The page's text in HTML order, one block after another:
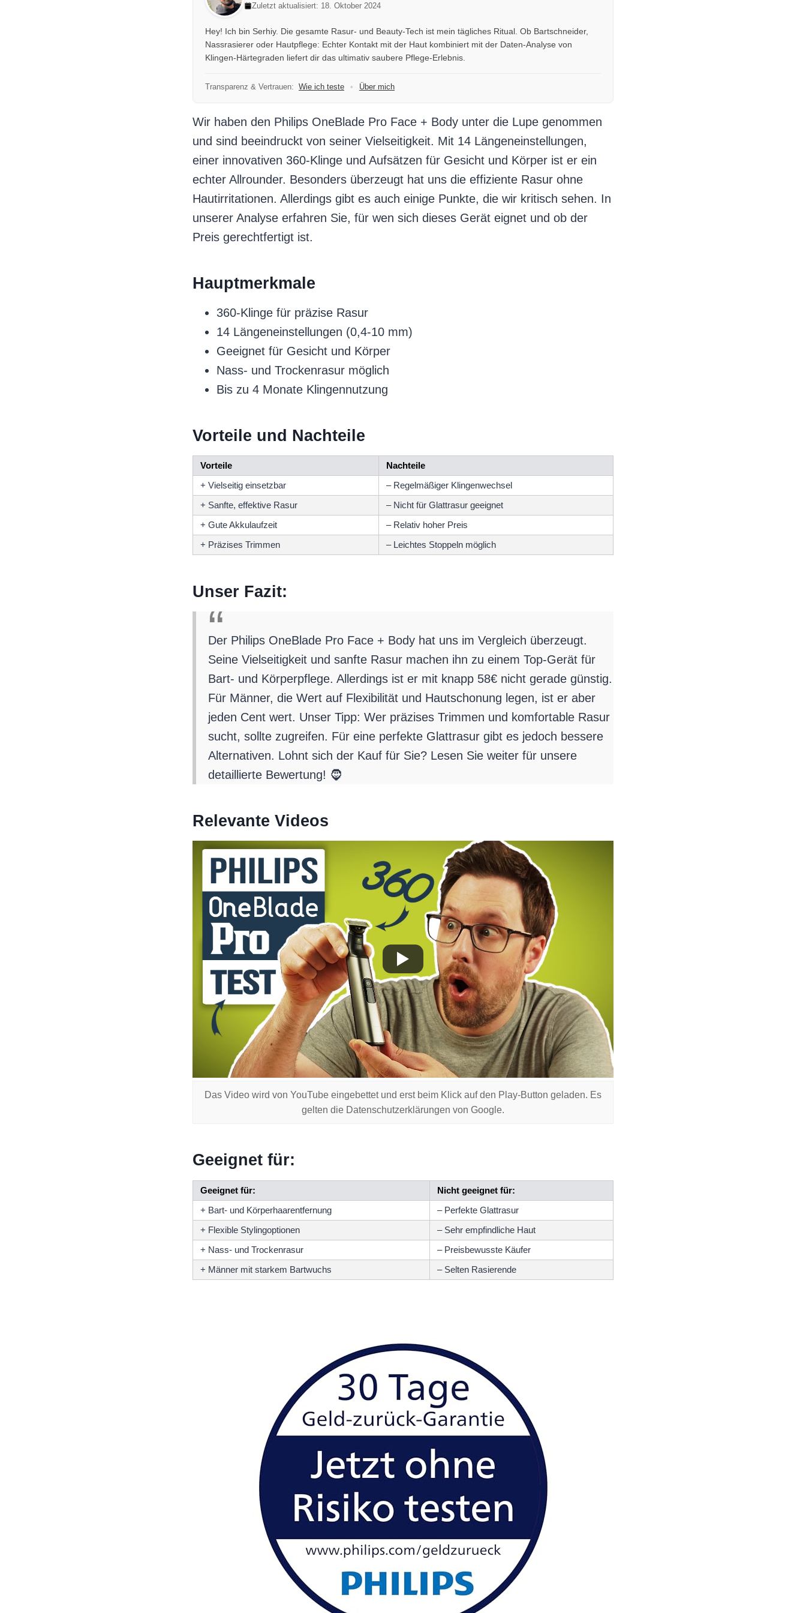
Zuletzt aktualisiert: 18. Oktober 2024
Hey! Ich bin Serhiy. Die gesamte Rasur- und Beauty-Tech ist mein tägliches Ritual. Ob Bartschneider,
Nassrasierer oder Hautpflege: Echter Kontakt mit der Haut kombiniert mit der Daten-Analyse von
Klingen-Härtegraden liefert dir das ultimativ saubere Pflege-Erlebnis.
Transparenz & Vertrauen: Wie ich teste • Über mich
Wir haben den Philips OneBlade Pro Face + Body unter die Lupe genommen
und sind beeindruckt von seiner Vielseitigkeit. Mit 14 Längeneinstellungen,
einer innovativen 360-Klinge und Aufsätzen für Gesicht und Körper ist er ein
echter Allrounder. Besonders überzeugt hat uns die effiziente Rasur ohne
Hautirritationen. Allerdings gibt es auch einige Punkte, die wir kritisch sehen. In
unserer Analyse erfahren Sie, für wen sich dieses Gerät eignet und ob der
Preis gerechtfertigt ist.
Hauptmerkmale
360-Klinge für präzise Rasur
14 Längeneinstellungen (0,4-10 mm)
Geeignet für Gesicht und Körper
Nass- und Trockenrasur möglich
Bis zu 4 Monate Klingennutzung
Vorteile und Nachteile
Vorteile
Nachteile
+ Vielseitig einsetzbar
– Regelmäßiger Klingenwechsel
+ Sanfte, effektive Rasur
– Nicht für Glattrasur geeignet
+ Gute Akkulaufzeit
– Relativ hoher Preis
+ Präzises Trimmen
– Leichtes Stoppeln möglich
Unser Fazit:
Der Philips OneBlade Pro Face + Body hat uns im Vergleich überzeugt.
Seine Vielseitigkeit und sanfte Rasur machen ihn zu einem Top-Gerät für
Bart- und Körperpflege. Allerdings ist er mit knapp 58€ nicht gerade günstig.
Für Männer, die Wert auf Flexibilität und Hautschonung legen, ist er aber
jeden Cent wert. Unser Tipp: Wer präzises Trimmen und komfortable Rasur
sucht, sollte zugreifen. Für eine perfekte Glattrasur gibt es jedoch bessere
Alternativen. Lohnt sich der Kauf für Sie? Lesen Sie weiter für unsere
detaillierte Bewertung! 🧔
Relevante Videos
Das Video wird von YouTube eingebettet und erst beim Klick auf den Play-Button geladen. Es
gelten die Datenschutzerklärungen von Google.
Geeignet für:
Geeignet für:
Nicht geeignet für:
+ Bart- und Körperhaarentfernung
– Perfekte Glattrasur
+ Flexible Stylingoptionen
– Sehr empfindliche Haut
+ Nass- und Trockenrasur
– Preisbewusste Käufer
+ Männer mit starkem Bartwuchs
– Selten Rasierende